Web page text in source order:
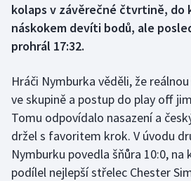
Dostihy
Futsal
Golf
Gymnastika
kolaps v závěrečné čtvrtině, do
náskokem devíti bodů, ale
prohrál 17:32.
Hráči Nymburka věděli, že
ve skupině a postup do play off
Tomu odpovídalo nasazení a
držel s favoritem krok. V úvodu
Nymburku povedla šňůra 10:0,
podílel nejlepší střelec Chester